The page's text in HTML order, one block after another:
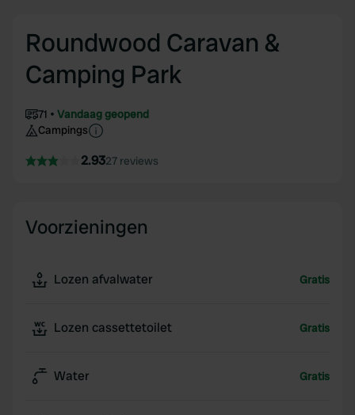
Roundwood Caravan &
Camping Park
71
Vandaag geopend
Campings
2.9327 reviews
Voorzieningen
Lozen afvalwater Gratis
Lozen cassettetoilet Gratis
Water Gratis